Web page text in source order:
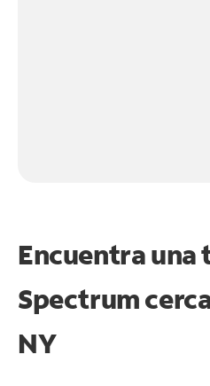
Encuentra una
Spectrum
NY